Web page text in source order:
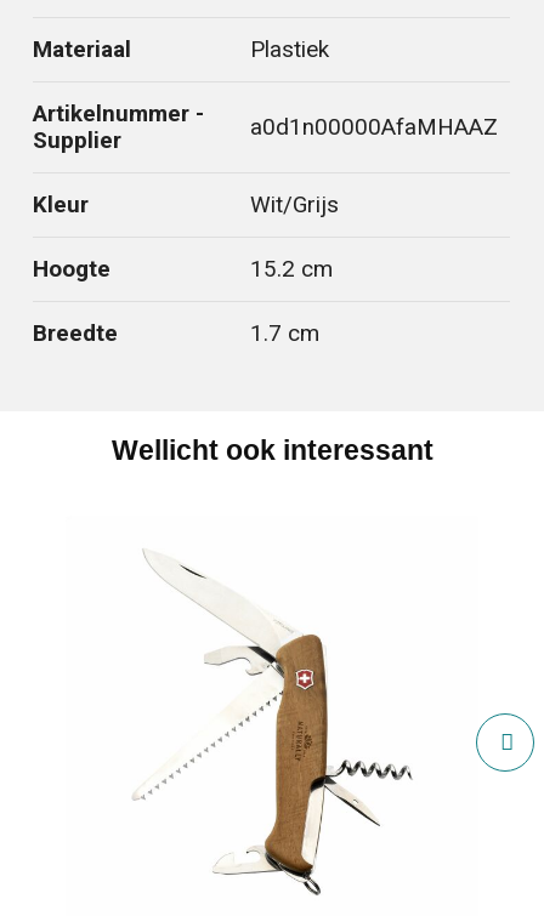
Materiaal Plastiek
Artikelnummer -
Supplier
a0d1n00000AfaMHAAZ
Kleur Wit/Grijs
Hoogte 15.2 cm
Breedte 1.7 cm
Wellicht ook interessant